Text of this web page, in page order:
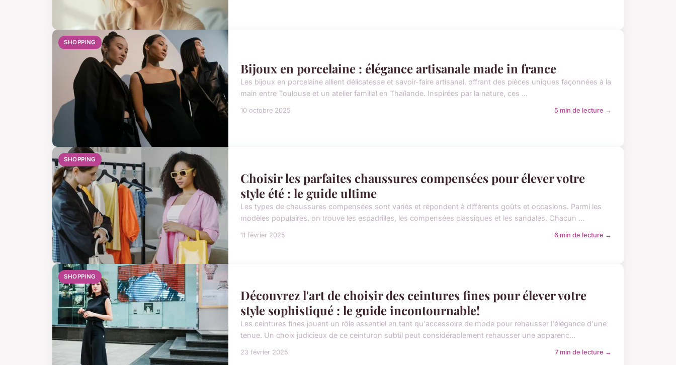
SHOPPING
Bijoux en porcelaine : élégance artisanale made in france
Les bijoux en porcelaine allient délicatesse et savoir-faire artisanal, offrant des pièces uniques façonnées à la
main entre Toulouse et un atelier familial en Thaïlande. Inspirées par la nature, ces ...
10 octobre 2025 5 min de lecture →
SHOPPING
Choisir les parfaites chaussures compensées pour élever votre
style été : le guide ultime
Les types de chaussures compensées sont variés et répondent à différents goûts et occasions. Parmi les
modèles populaires, on trouve les espadrilles, les compensées classiques et les sandales. Chacun ...
11 février 2025 6 min de lecture →
SHOPPING
Découvrez l'art de choisir des ceintures fines pour élever votre
style sophistiqué : le guide incontournable!
Les ceintures fines jouent un rôle essentiel en tant qu'accessoire de mode pour rehausser l'élégance d'une
tenue. Un choix judicieux de ce ceinturon subtil peut considérablement rehausser une apparenc...
23 février 2025 7 min de lecture →